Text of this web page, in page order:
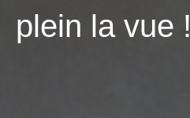
plein la vue !